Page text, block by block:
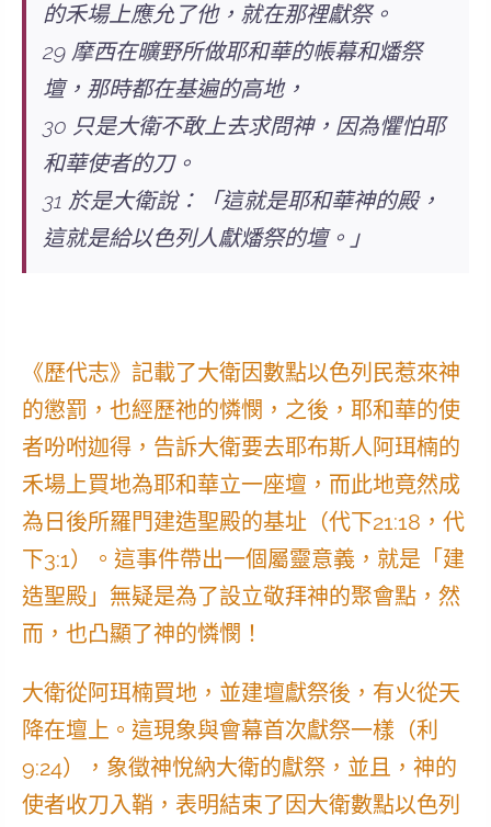
的禾場上應允了他，就在那裡獻祭。
29 摩西在曠野所做耶和華的帳幕和燔祭
壇，那時都在基遍的高地，
30 只是大衛不敢上去求問神，因為懼怕耶
和華使者的刀。
31 於是大衛說：「這就是耶和華神的殿，
這就是給以色列人獻燔祭的壇。」
《歷代志》記載了大衛因數點以色列民惹來神
的懲罰，也經歷祂的憐憫，之後，耶和華的使
者吩咐迦得，告訴大衛要去耶布斯人阿珥楠的
禾場上買地為耶和華立一座壇，而此地竟然成
為日後所羅門建造聖殿的基址（代下21:18，代
下3:1）。這事件帶出一個屬靈意義，就是「建
造聖殿」無疑是為了設立敬拜神的聚會點，然
而，也凸顯了神的憐憫！
大衛從阿珥楠買地，並建壇獻祭後，有火從天
降在壇上。這現象與會幕首次獻祭一樣（利
9:24），象徵神悅納大衛的獻祭，並且，神的
使者收刀入鞘，表明結束了因大衛數點以色列